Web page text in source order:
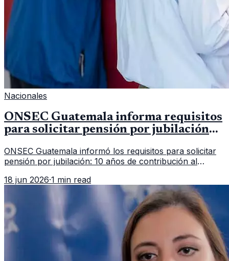
Nacionales
ONSEC Guatemala informa requisitos
para solicitar pensión por jubilación
ONSEC Guatemala informó los requisitos para solicitar
pensión por jubilación: 10 años de contribución al
importar edad.
18 jun 2026·1 min read